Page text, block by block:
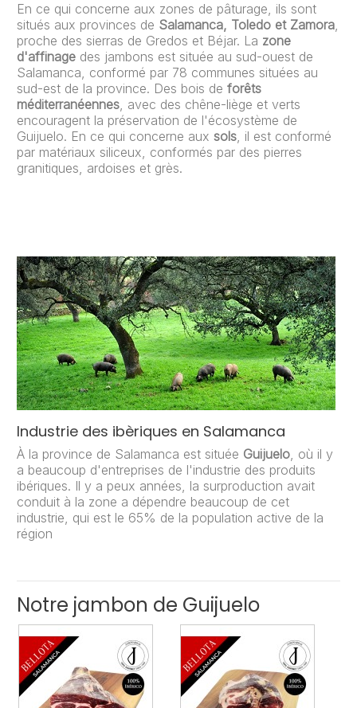
En ce qui concerne aux zones de pâturage, ils sont
situés aux provinces de Salamanca, Toledo et Zamora,
proche des sierras de Gredos et Béjar. La zone
d'affinage des jambons est située au sud-ouest de
Salamanca, conformé par 78 communes situées au
sud-est de la province. Des bois de forêts
méditerranéennes, avec des chêne-liège et verts
encouragent la préservation de l'écosystème de
Guijuelo. En ce qui concerne aux sols, il est conformé
par matériaux siliceux, conformés par des pierres
granitiques, ardoises et grès.
Industrie des ibèriques en Salamanca
À la province de Salamanca est située Guijuelo, où il y
a beaucoup d'entreprises de l'industrie des produits
ibériques. Il y a peux années, la surproduction avait
conduit à la zone a dépendre beaucoup de cet
industrie, qui est le 65% de la population active de la
région
Notre jambon de Guijuelo